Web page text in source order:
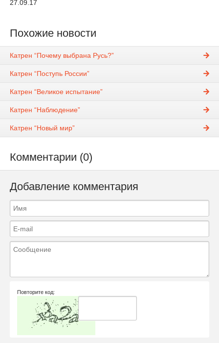
27.09.17
Похожие новости
Катрен “Почему выбрана Русь?”
Катрен “Поступь России”
Катрен “Великое испытание”
Катрен “Наблюдение”
Катрен “Новый мир”
Комментарии (0)
Добавление комментария
Повторите код: